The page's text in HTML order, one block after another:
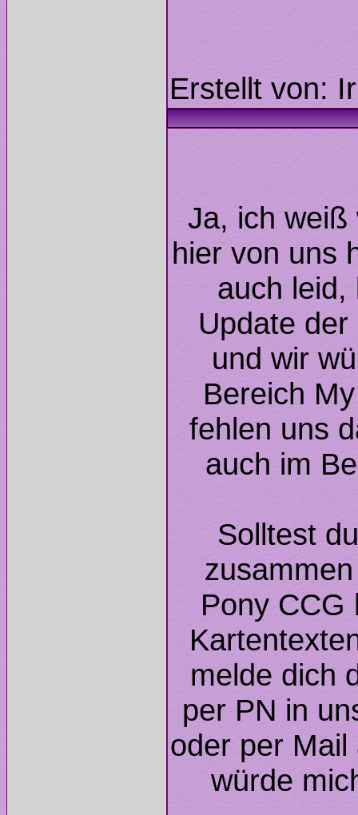
Ja, ich weiß
hier von uns
auch leid,
Update
und wir
Bereich
fehlen uns
Solltest
Pony CCG
melde dich
per PN in
oder per
würde